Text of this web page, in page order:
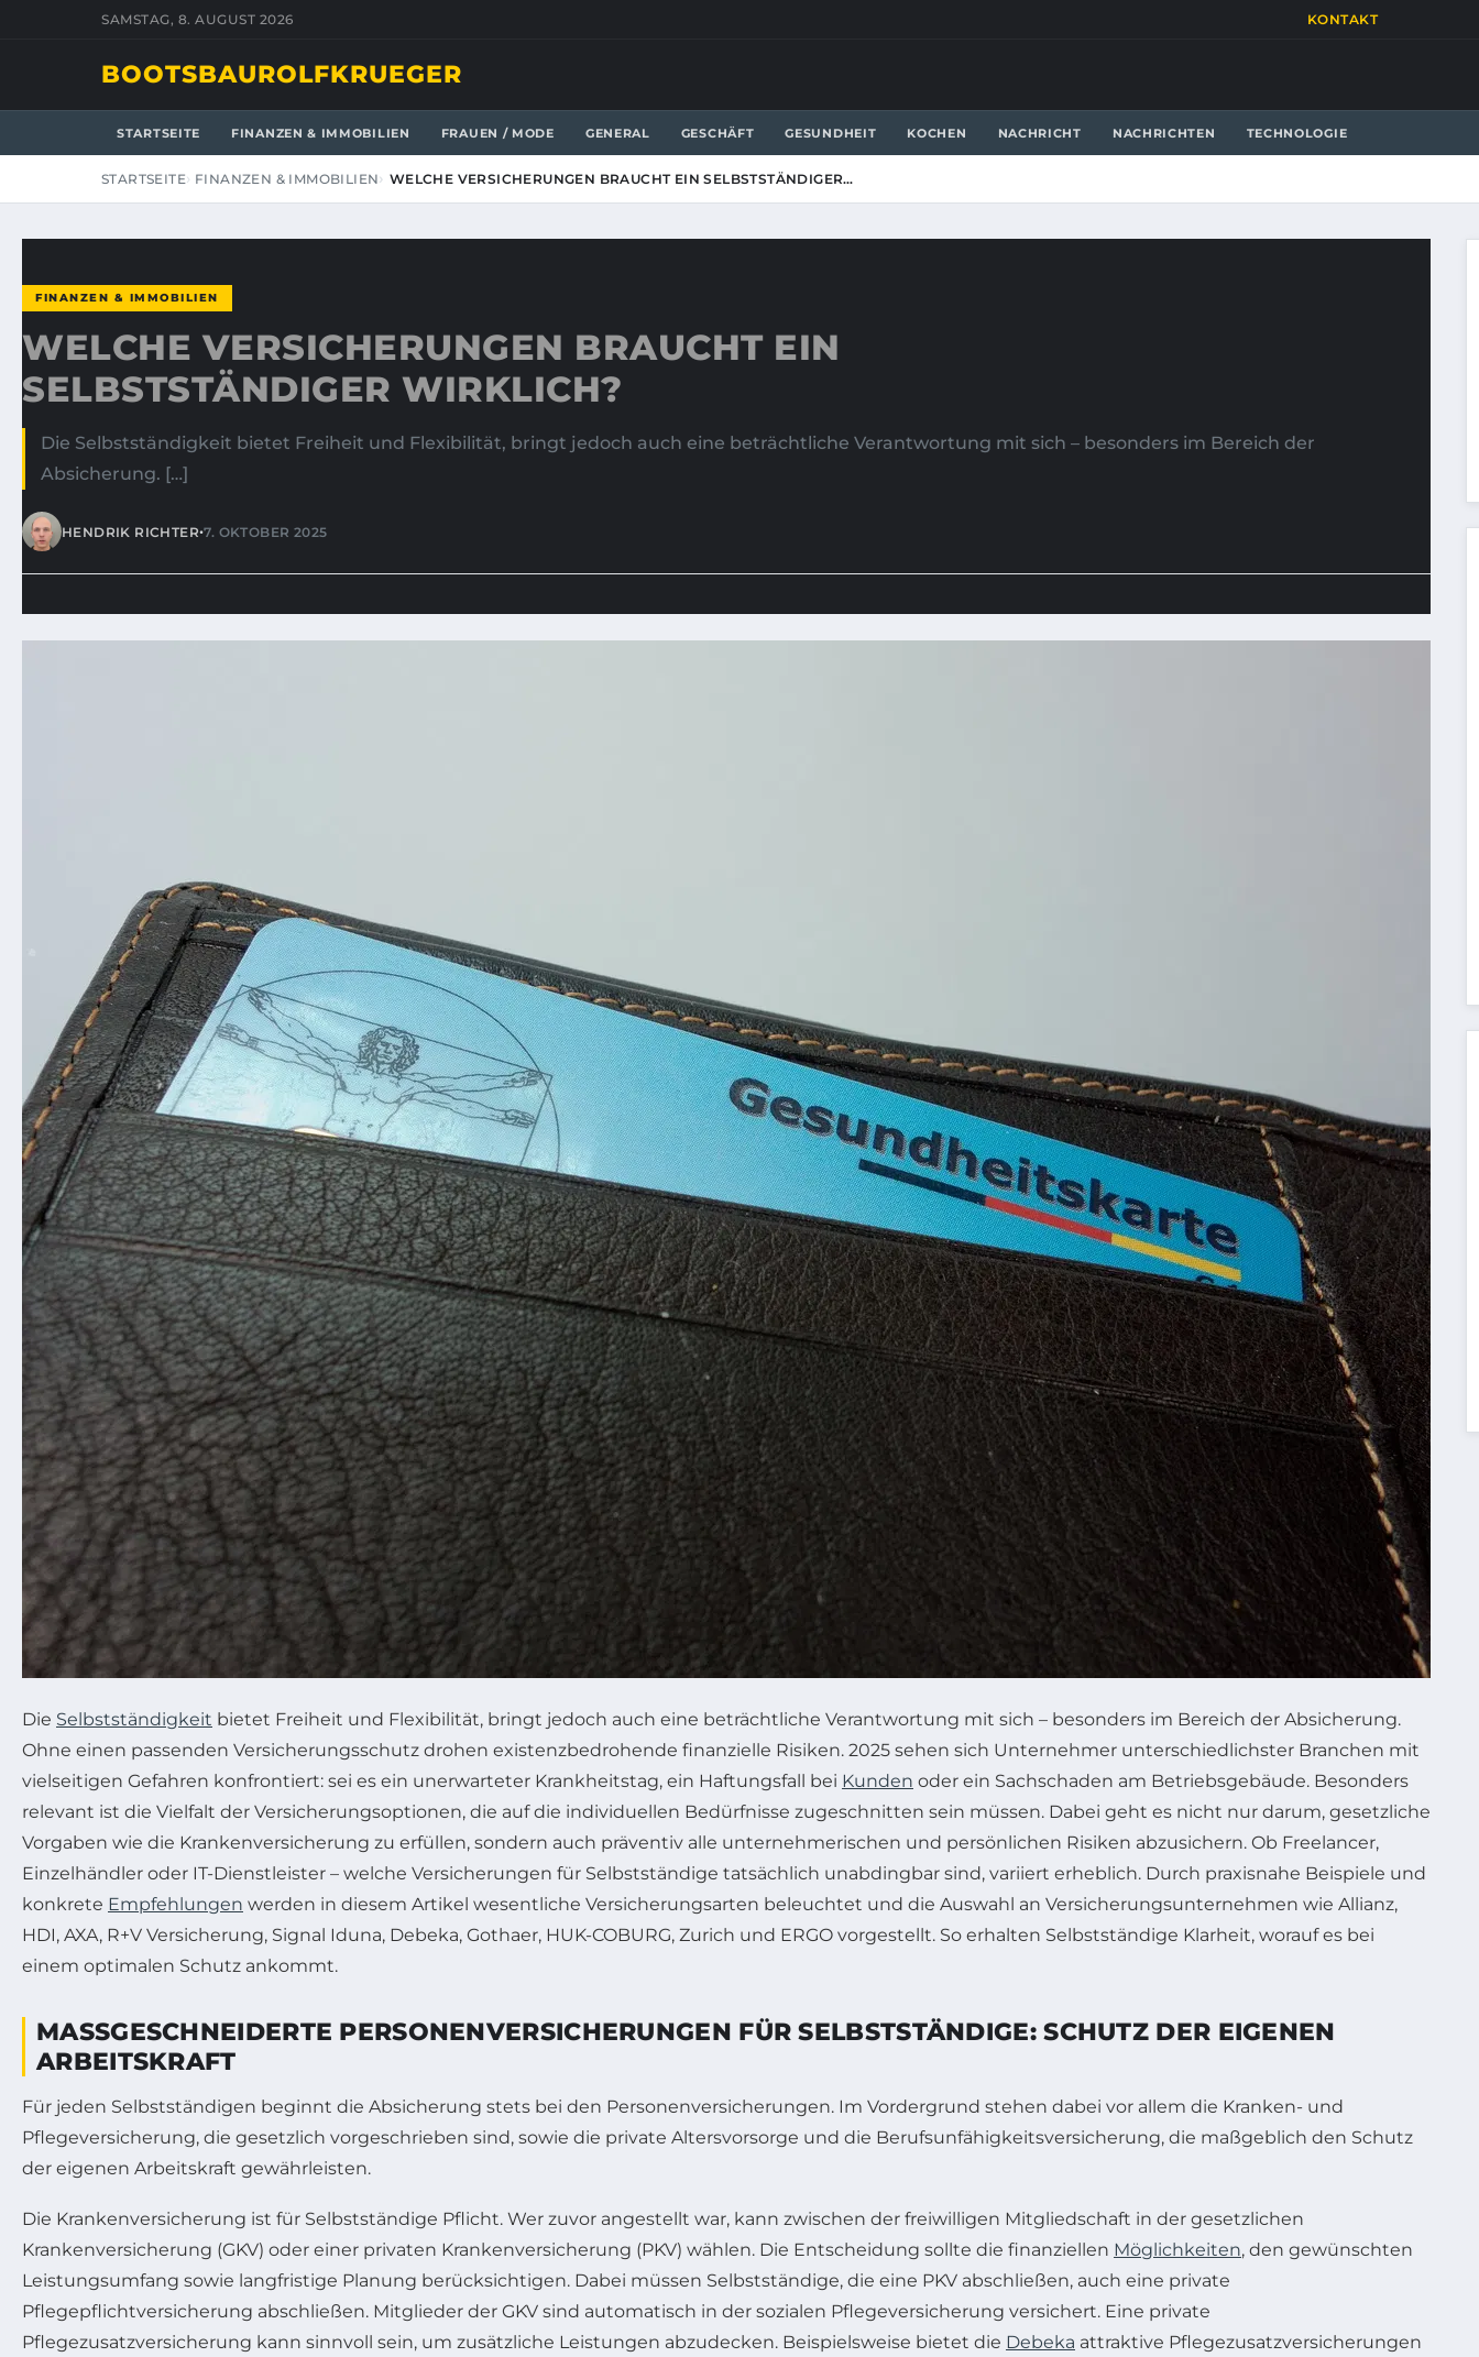
SAMSTAG, 8. AUGUST 2026 KONTAKT
BOOTSBAUROLFKRUEGER
STARTSEITE FINANZEN & IMMOBILIEN FRAUEN / MODE GENERAL GESCHÄFT GESUNDHEIT KOCHEN NACHRICHT NACHRICHTEN TECHNOLOGIE
STARTSEITE FINANZEN & IMMOBILIEN WELCHE VERSICHERUNGEN BRAUCHT EIN SELBSTSTÄNDIGER…
FINANZEN & IMMOBILIEN
WELCHE VERSICHERUNGEN BRAUCHT EIN
SELBSTSTÄNDIGER WIRKLICH?
Die Selbstständigkeit bietet Freiheit und Flexibilität, bringt jedoch auch eine beträchtliche Verantwortung mit sich – besonders im Bereich der
Absicherung. […]
HENDRIK RICHTER•7. OKTOBER 2025
Die Selbstständigkeit bietet Freiheit und Flexibilität, bringt jedoch auch eine beträchtliche Verantwortung mit sich – besonders im Bereich der Absicherung.
Ohne einen passenden Versicherungsschutz drohen existenzbedrohende finanzielle Risiken. 2025 sehen sich Unternehmer unterschiedlichster Branchen mit
vielseitigen Gefahren konfrontiert: sei es ein unerwarteter Krankheitstag, ein Haftungsfall bei Kunden oder ein Sachschaden am Betriebsgebäude. Besonders
relevant ist die Vielfalt der Versicherungsoptionen, die auf die individuellen Bedürfnisse zugeschnitten sein müssen. Dabei geht es nicht nur darum, gesetzliche
Vorgaben wie die Krankenversicherung zu erfüllen, sondern auch präventiv alle unternehmerischen und persönlichen Risiken abzusichern. Ob Freelancer,
Einzelhändler oder IT-Dienstleister – welche Versicherungen für Selbstständige tatsächlich unabdingbar sind, variiert erheblich. Durch praxisnahe Beispiele und
konkrete Empfehlungen werden in diesem Artikel wesentliche Versicherungsarten beleuchtet und die Auswahl an Versicherungsunternehmen wie Allianz,
HDI, AXA, R+V Versicherung, Signal Iduna, Debeka, Gothaer, HUK-COBURG, Zurich und ERGO vorgestellt. So erhalten Selbstständige Klarheit, worauf es bei
einem optimalen Schutz ankommt.
MASSGESCHNEIDERTE PERSONENVERSICHERUNGEN FÜR SELBSTSTÄNDIGE: SCHUTZ DER EIGENEN A
RBEITSKRAFT
Für jeden Selbstständigen beginnt die Absicherung stets bei den Personenversicherungen. Im Vordergrund stehen dabei vor allem die Kranken- und
Pflegeversicherung, die gesetzlich vorgeschrieben sind, sowie die private Altersvorsorge und die Berufs­unfähigkeits­versicherung, die maßgeblich den Schutz
der eigenen Arbeitskraft gewährleisten.
Die Krankenversicherung ist für Selbstständige Pflicht. Wer zuvor angestellt war, kann zwischen der freiwilligen Mitgliedschaft in der gesetzlichen
Krankenversicherung (GKV) oder einer privaten Krankenversicherung (PKV) wählen. Die Entscheidung sollte die finanziellen Möglichkeiten, den gewünschten
Leistungsumfang sowie langfristige Planung berücksichtigen. Dabei müssen Selbstständige, die eine PKV abschließen, auch eine private
Pflegepflichtversicherung abschließen. Mitglieder der GKV sind automatisch in der sozialen Pflegeversicherung versichert. Eine private
Pflegezusatzversicherung kann sinnvoll sein, um zusätzliche Leistungen abzudecken. Beispielsweise bietet die Debeka attraktive Pflegezusatzversicherungen